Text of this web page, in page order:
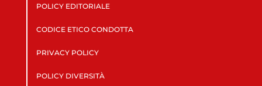
POLICY EDITORIALE
CODICE ETICO CONDOTTA
PRIVACY POLICY
POLICY DIVERSITÀ